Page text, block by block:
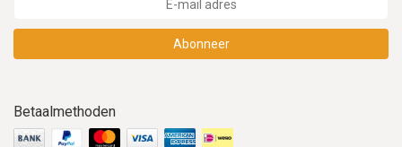
Abonneer
Betaalmethoden